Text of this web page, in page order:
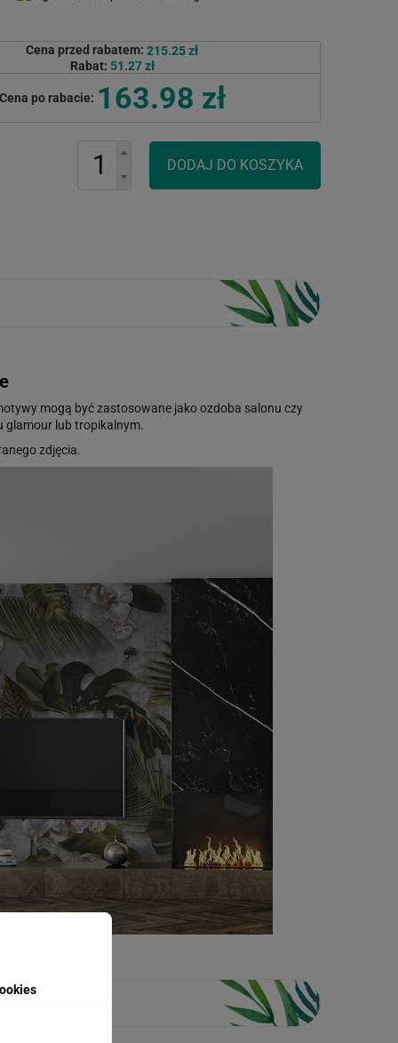
Cena przed rabatem: 215.25 zł
Rabat: 51.27 zł
Cena po rabacie: 163.98 zł
mogą być zastosowane jako ozdoba salonu czy
glamour lub tropikalnym.
zdjęcia.